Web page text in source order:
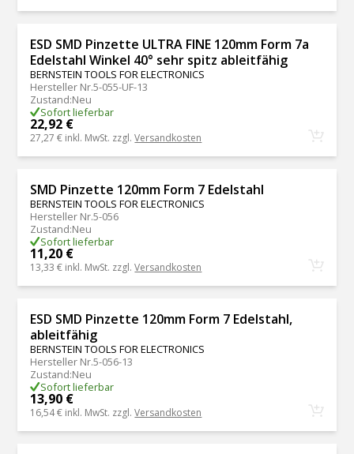
ESD SMD Pinzette ULTRA FINE 120mm Form 7a
Edelstahl Winkel 40° sehr spitz ableitfähig
BERNSTEIN TOOLS FOR ELECTRONICS
Hersteller Nr.5-055-UF-13
Zustand:Neu
Sofort lieferbar
22,92 €
27,27 € inkl. MwSt. zzgl.Versandkosten
SMD Pinzette 120mm Form 7 Edelstahl
BERNSTEIN TOOLS FOR ELECTRONICS
Hersteller Nr.5-056
Zustand:Neu
Sofort lieferbar
11,20 €
13,33 € inkl. MwSt. zzgl.Versandkosten
ESD SMD Pinzette 120mm Form 7 Edelstahl,
ableitfähig
BERNSTEIN TOOLS FOR ELECTRONICS
Hersteller Nr.5-056-13
Zustand:Neu
Sofort lieferbar
13,90 €
16,54 € inkl. MwSt. zzgl.Versandkosten